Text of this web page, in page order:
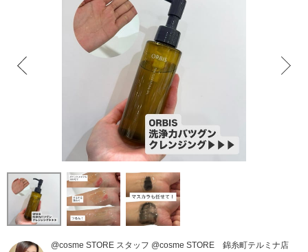
@cosme STORE スタッフ @cosme STORE 錦糸町テルミナ店